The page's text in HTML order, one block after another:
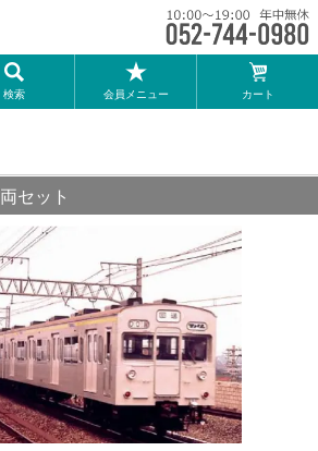
検索 会員メニュー カート
ー
セット